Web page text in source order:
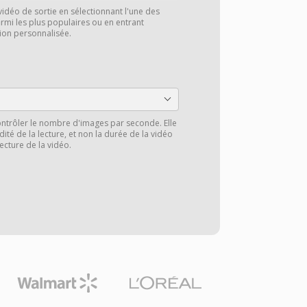
de sortie en sélectionnant l'une des
les plus populaires ou en entrant
personnalisée.
le nombre d'images par seconde. Elle
de la lecture, et non la durée de la vidéo
de la vidéo.